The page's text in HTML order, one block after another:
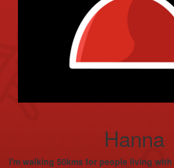
Hanna
I'm walking 50kms for people living with